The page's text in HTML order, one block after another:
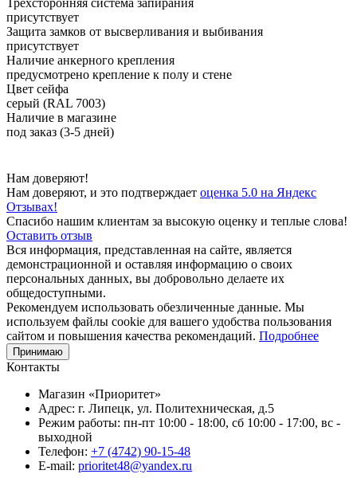
присутствует
Защита замков от высверливания и выбивания
присутствует
Наличие анкерного крепления
предусмотрено крепление к полу и стене
Цвет сейфа
серый (RAL 7003)
Наличие в магазине
под заказ (3-5 дней)
Нам доверяют!
Нам доверяют, и это подтверждает оценка 5.0 на Яндекс
Отзывах!
Спасибо нашим клиентам за высокую оценку и теплые слова!
Оставить отзыв
Вся информация, представленная на сайте, является
демонстрационной и оставляя информацию о своих
персональных данных, вы добровольно делаете их
общедоступными.
Рекомендуем использовать обезличенные данные. Мы
используем файлы cookie для вашего удобства пользования
сайтом и повышения качества рекомендаций. Подробнее
Принимаю
Контакты
Магазин «Приоритет»
Адрес: г. Липецк, ул. Политехническая, д.5
Режим работы: пн-пт 10:00 - 18:00, сб 10:00 - 17:00, вс -
выходной
Телефон: +7 (4742) 90-15-48
E-mail: prioritet48@yandex.ru